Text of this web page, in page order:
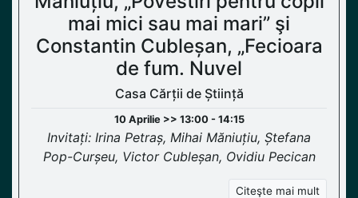
mai mici sau mai mari” şi
Constantin Cubleșan, „Fecioara
de fum. Nuvel
Casa Cărții de Știință
10 Aprilie >> 13:00 - 14:15
Invitați: Irina Petraș, Mihai Măniuțiu, Ștefana
Pop-Curșeu, Victor Cubleșan, Ovidiu Pecican
Citeşte mai mult